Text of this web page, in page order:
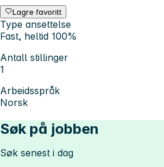
Lagre favoritt
Type ansettelse
Fast, heltid 100%
Antall stillinger
1
Arbeidsspråk
Norsk
Søk på jobben
Søk senest i dag